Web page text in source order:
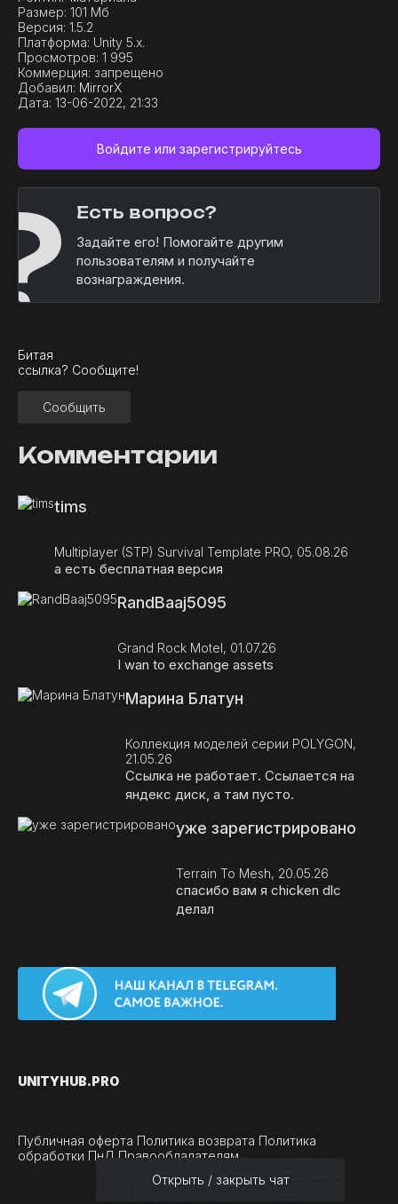
Размер: 101 Мб
Версия: 1.5.2
Платформа: Unity 5.x.
Просмотров: 1 995
Коммерция: запрещено
Добавил: MirrorX
Дата: 13-06-2022, 21:33
Войдите или зарегистрируйтесь
Есть вопрос?
Задайте его! Помогайте другим
пользователям и получайте
вознаграждения.
Битая
ссылка? Сообщите!
Сообщить
Комментарии
tims
Multiplayer (STP) Survival Template PRO, 05.08.26
а есть бесплатная версия
RandBaaj5095
Grand Rock Motel, 01.07.26
I wan to exchange assets
Марина Блатун
Коллекция моделей серии POLYGON,
21.05.26
Ссылка не работает. Ссылается на
яндекс диск, а там пусто.
уже зарегистрировано
Terrain To Mesh, 20.05.26
спасибо вам я chicken dlc
делал
Открыть / закрыть чат
UNITYHUB.PRO
Публичная оферта Политика возврата Политика
обработки ПнД Правообладателям